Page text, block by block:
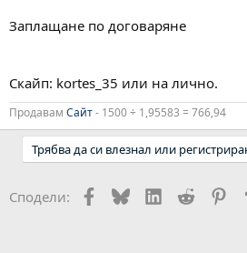
Заплащане по договаряне
Скайп: kortes_35 или на лично.
Продавам Сайт- 1500 ÷ 1,95583 = 766,94
Трябва да си влезнал или
Сподели: Facebook
BlueskyLinkedIn
Reddit